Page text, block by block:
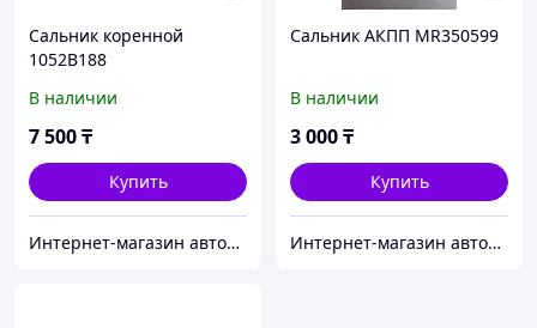
Сальник коренной
1052B188
В наличии
7 500₸
Купить
Интернет-магазин автозапчастей Parts-shop.kz
Сальник АКПП MR350599
В наличии
3 000₸
Купить
Интернет-магазин автозапчастей Parts-shop.kz